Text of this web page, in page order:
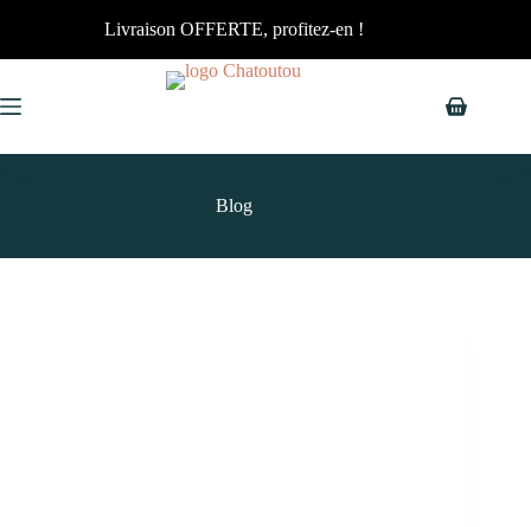
Livraison OFFERTE, profitez-en !
Blog